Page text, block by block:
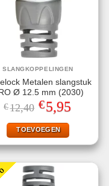
SLANGKOPPELINGEN
Metalen slangstuk
Ø 12.5 mm (2030)
€12,40 Oorspronkelijke
prijs
was:
€12,40.
€5,95prijs
TOEVOEGEN